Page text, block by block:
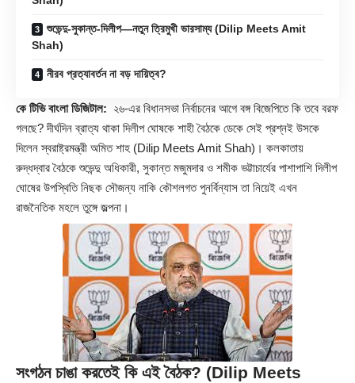
শুভেন্দু-সুকান্ত-দিলীপ—নতুন ত্রিমুখী ভারসাম্য (Dilip Meets Amit
Shah)
নীরব প্রত্যাবর্তন না বড় দায়িত্ব?
কে টিভি বাংলা ডিজিটাল: ২৬-এর বিধানসভা নির্বাচনের আগে বঙ্গ বিজেপিতে কি তবে বরফ
গলছে? দীর্ঘদিন ব্রাত্য থাকা দিলীপ ঘোষকে শাহী বৈঠকে ডেকে সেই প্রশ্নই উসকে
দিলেন স্বরাষ্ট্রমন্ত্রী অমিত শাহ (Dilip Meets Amit Shah)। কলকাতায়
রুদ্ধদ্বার বৈঠকে শুভেন্দু অধিকারী, সুকান্ত মজুমদার ও শমীক ভট্টাচার্যের পাশাপাশি দিলীপ
ঘোষের উপস্থিতি নিছক সৌজন্য নাকি কৌশলগত পুনর্বিন্যাস তা নিয়েই এখন
রাজনৈতিক মহলে তুঙ্গে জল্পনা।
সংগঠন চাঙা করতেই কি এই বৈঠক? (Dilip Meets